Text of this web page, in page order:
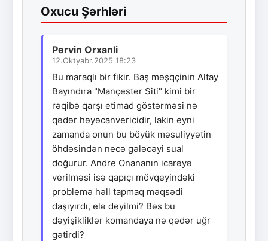
Oxucu Şərhləri
Pərvin Orxanli
12.Oktyabr.2025 18:23
Bu maraqlı bir fikir. Baş məşqçinin Altay
Bayındıra "Mançester Siti" kimi bir
rəqibə qarşı etimad göstərməsi nə
qədər həyəcanvericidir, lakin eyni
zamanda onun bu böyük məsuliyyətin
öhdəsindən necə gələcəyi sual
doğurur. Andre Onananın icarəyə
verilməsi isə qapıçı mövqeyindəki
problemə həll tapmaq məqsədi
daşıyırdı, elə deyilmi? Bəs bu
dəyişikliklər komandaya nə qədər uğr
gətirdi?